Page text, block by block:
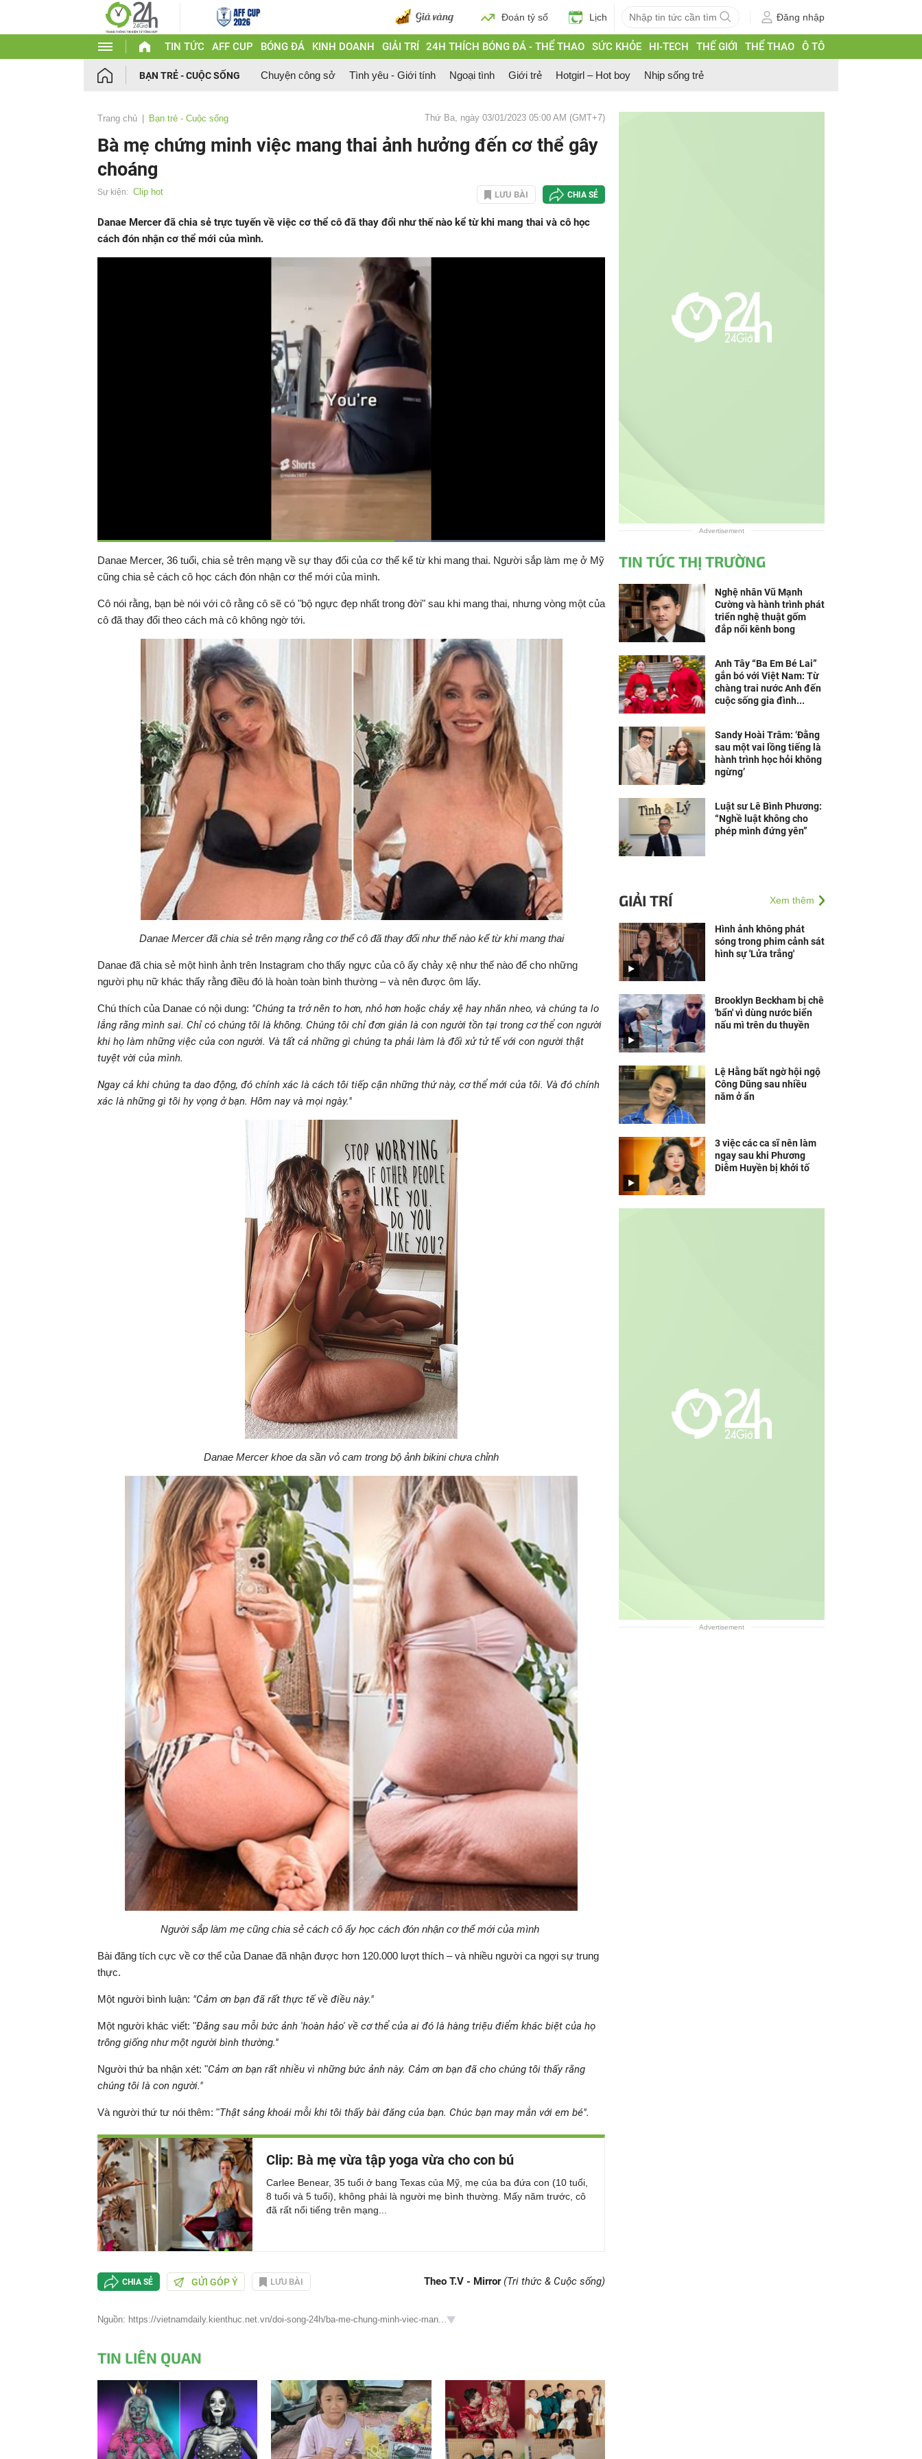
Đoán tỷ số Lịch Đăng nhập
TIN TỨC AFF CUP BÓNG ĐÁ KINH DOANH GIẢI TRÍ 24H THÍCH BÓNG ĐÁ - THỂ THAO SỨC KHỎE HI-TECH THẾ GIỚI THỂ THAO Ô TÔ
BẠN TRẺ - CUỘC SỐNG Chuyện công sở Tình yêu - Giới tính Ngoại tình Giới trẻ Hotgirl – Hot boy Nhịp sống trẻ
Trang chủ Bạn trẻ - Cuộc sống Thứ Ba, ngày 03/01/2023 05:00 AM (GMT+7)
Bà mẹ chứng minh việc mang thai ảnh hưởng đến cơ thể gây
choáng
Sự kiện: Clip hot LƯU BÀI CHIA SẺ
Danae Mercer đã chia sẻ trực tuyến về việc cơ thể cô đã thay đổi như thế nào kể từ khi mang thai và cô học
cách đón nhận cơ thể mới của mình.
Backward
Tạm
dừng
Forward
Thời
gian
hiện
0:08 / Duration
0:11
Đã
tải
100.00%
Toàn
Bật
Backward
Danae Mercer, 36 tuổi, chia sẻ trên mạng về sự thay đổi của cơ thể kể từ khi mang thai. Người sắp làm mẹ ở Mỹ
cũng chia sẻ cách cô học cách đón nhận cơ thể mới của mình.
Cô nói rằng, bạn bè nói với cô rằng cô sẽ có "bộ ngực đẹp nhất trong đời" sau khi mang thai, nhưng vòng một của
cô đã thay đổi theo cách mà cô không ngờ tới.
Danae Mercer đã chia sẻ trên mạng rằng cơ thể cô đã thay đổi như thế nào kể từ khi mang thai
Danae đã chia sẻ một hình ảnh trên Instagram cho thấy ngực của cô ấy chảy xệ như thế nào để cho những
người phụ nữ khác thấy rằng điều đó là hoàn toàn bình thường – và nên được ôm lấy.
Chú thích của Danae có nội dung: "Chúng ta trở nên to hơn, nhỏ hơn hoặc chảy xệ hay nhăn nheo, và chúng ta lo
lắng rằng mình sai. Chỉ có chúng tôi là không. Chúng tôi chỉ đơn giản là con người tồn tại trong cơ thể con người
khi họ làm những việc của con người. Và tất cả những gì chúng ta phải làm là đối xử tử tế với con người thật
tuyệt vời của mình.
Ngay cả khi chúng ta dao động, đó chính xác là cách tôi tiếp cận những thứ này, cơ thể mới của tôi. Và đó chính
xác là những gì tôi hy vọng ở bạn. Hôm nay và mọi ngày."
Danae Mercer khoe da sần vỏ cam trong bộ ảnh bikini chưa chỉnh
Người sắp làm mẹ cũng chia sẻ cách cô ấy học cách đón nhận cơ thể mới của mình
Bài đăng tích cực về cơ thể của Danae đã nhận được hơn 120.000 lượt thích – và nhiều người ca ngợi sự trung
thực.
Một người bình luận: "Cảm ơn bạn đã rất thực tế về điều này."
Một người khác viết: "Đằng sau mỗi bức ảnh 'hoàn hảo' về cơ thể của ai đó là hàng triệu điểm khác biệt của họ
trông giống như một người bình thường."
Người thứ ba nhận xét: "Cảm ơn bạn rất nhiều vì những bức ảnh này. Cảm ơn bạn đã cho chúng tôi thấy rằng
chúng tôi là con người."
Và người thứ tư nói thêm: "Thật sảng khoái mỗi khi tôi thấy bài đăng của bạn. Chúc bạn may mắn với em bé".
Clip: Bà mẹ vừa tập yoga vừa cho con bú
Carlee Benear, 35 tuổi ở bang Texas của Mỹ, mẹ của ba đứa con (10 tuổi,
8 tuổi và 5 tuổi), không phải là người mẹ bình thường. Mấy năm trước, cô
đã rất nổi tiếng trên mạng...
CHIA SẺ GỬI GÓP Ý LƯU BÀI Theo T.V - Mirror(Tri thức & Cuộc sống)
Nguồn: https://vietnamdaily.kienthuc.net.vn/doi-song-24h/ba-me-chung-minh-viec-man...
TIN LIÊN QUAN
Advertisement
TIN TỨC THỊ TRƯỜNG
Nghệ nhân Vũ Mạnh
Cường và hành trình phát
triển nghệ thuật gốm
đắp nổi kênh bong
Anh Tây “Ba Em Bé Lai”
gắn bó với Việt Nam: Từ
chàng trai nước Anh đến
cuộc sống gia đình...
Sandy Hoài Trâm: ‘Đằng
sau một vai lồng tiếng là
hành trình học hỏi không
ngừng’
Luật sư Lê Bình Phương:
“Nghề luật không cho
phép mình đứng yên”
GIẢI TRÍ Xem thêm
Hình ảnh không phát
sóng trong phim cảnh sát
hình sự 'Lửa trắng'
Brooklyn Beckham bị chê
'bẩn' vì dùng nước biển
nấu mì trên du thuyền
Lệ Hằng bất ngờ hội ngộ
Công Dũng sau nhiều
năm ở ẩn
3 việc các ca sĩ nên làm
ngay sau khi Phương
Diễm Huyền bị khởi tố
Advertisement